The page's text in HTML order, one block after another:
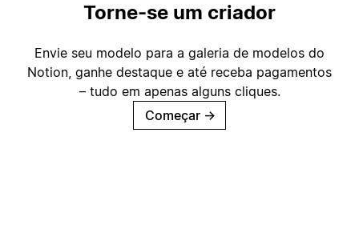
Torne-se um criador
Envie seu modelo para a galeria de modelos do
Notion, ganhe destaque e até receba pagamentos
– tudo em apenas alguns cliques.
Começar →